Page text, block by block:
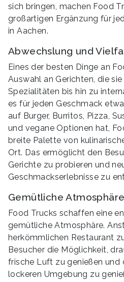
sich bringen, machen Food
großartigen Ergänzung für
in Aachen.
Abwechslung und
Eines der besten Dinge an
Auswahl an Gerichten, die
Spezialitäten bis hin zu
es für jeden Geschmack
auf Burger, Burritos, Pizza,
und vegane Optionen hat,
breite Palette von
Ort. Das ermöglicht den
Gerichte zu probieren und
Geschmackserlebnisse zu
Gemütliche Atmosphäre
Food Trucks schaffen eine
gemütliche Atmosphäre.
herkömmlichen Restaurant
Besucher die Möglichkeit,
frische Luft zu genießen und
lockeren Umgebung zu